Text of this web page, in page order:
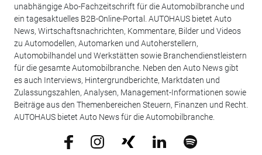
unabhängige Abo-Fachzeitschrift für die Automobilbranche und
ein tagesaktuelles B2B-Online-Portal. AUTOHAUS bietet Auto
News, Wirtschaftsnachrichten, Kommentare, Bilder und Videos
zu Automodellen, Automarken und Autoherstellern,
Automobilhandel und Werkstätten sowie Branchendienstleistern
für die gesamte Automobilbranche. Neben den Auto News gibt
es auch Interviews, Hintergrundberichte, Marktdaten und
Zulassungszahlen, Analysen, Management-Informationen sowie
Beiträge aus den Themenbereichen Steuern, Finanzen und Recht.
AUTOHAUS bietet Auto News für die Automobilbranche.